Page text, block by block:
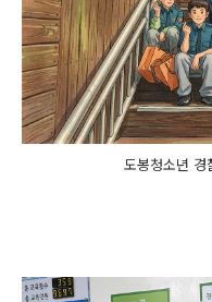
도봉청소년 경